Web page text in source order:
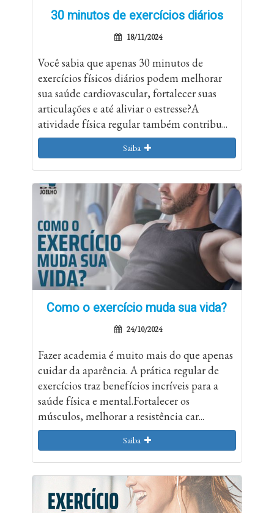
30 minutos de exercícios diários
18/11/2024
Você sabia que apenas 30 minutos de
exercícios físicos diários podem melhorar
sua saúde cardiovascular, fortalecer suas
articulações e até aliviar o estresse?A
atividade física regular também contribu...
Saiba
Como o exercício muda sua vida?
24/10/2024
Fazer academia é muito mais do que apenas
cuidar da aparência. A prática regular de
exercícios traz benefícios incríveis para a
saúde física e mental.Fortalecer os
músculos, melhorar a resistência car...
Saiba